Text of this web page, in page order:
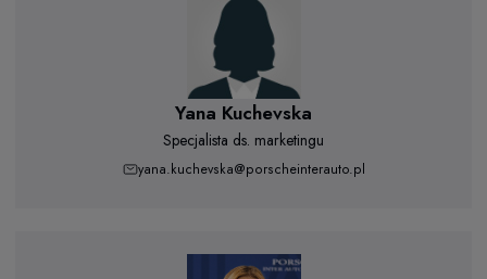
Yana Kuchevska
Specjalista ds. marketingu
yana.kuchevska@porscheinterauto.pl